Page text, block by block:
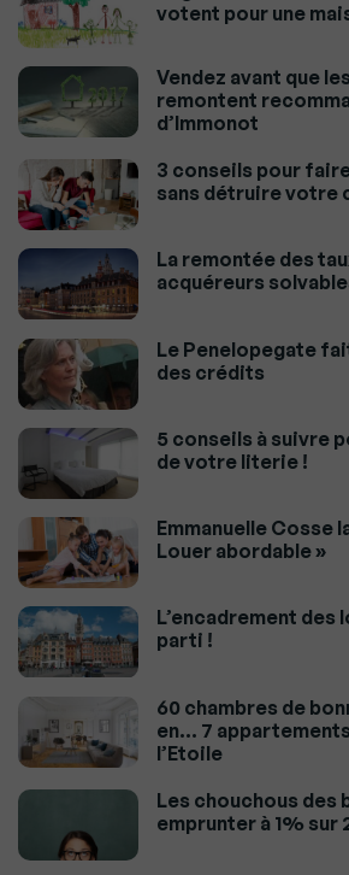
votent pour une
Vendez avant que
remontent
d’Immonot
3 conseils pour
sans détruire votre
La remontée des
acquéreurs
Le Penelopegate
des crédits
5 conseils à suivre
de votre literie !
Emmanuelle Cosse
Louer abordable »
L’encadrement des
parti !
60 chambres de
en… 7 appartements
l’Etoile
Les chouchous des
emprunter à 1% sur